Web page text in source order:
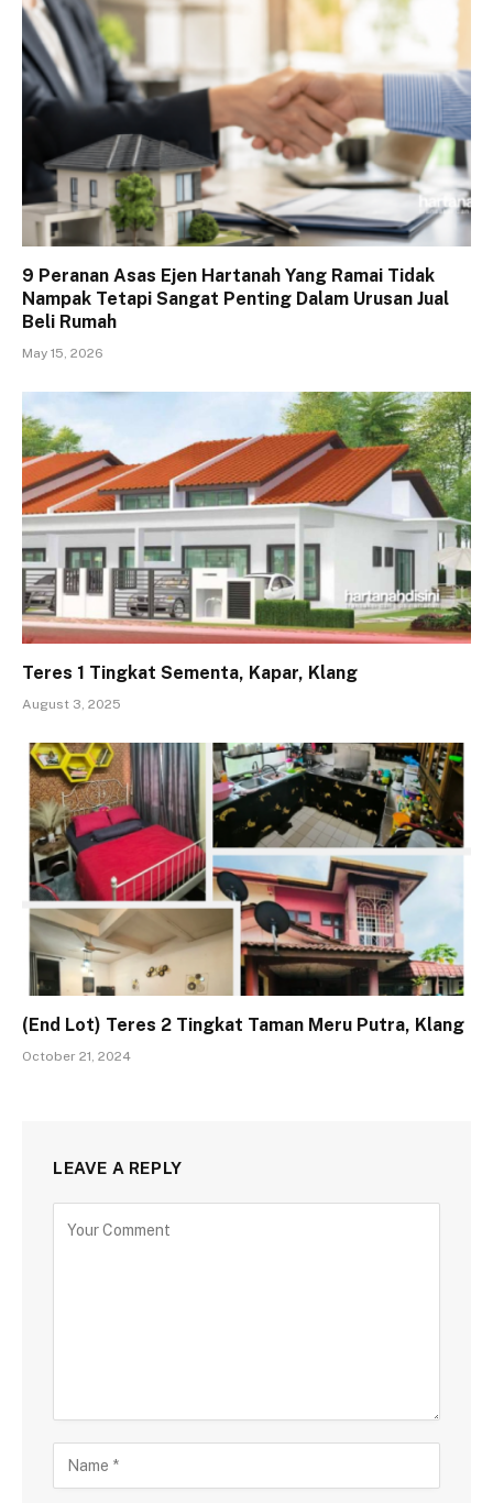
9 Peranan Asas Ejen Hartanah Yang Ramai Tidak
Nampak Tetapi Sangat Penting Dalam Urusan Jual
Beli Rumah
May 15, 2026
Teres 1 Tingkat Sementa, Kapar, Klang
August 3, 2025
(End Lot) Teres 2 Tingkat Taman Meru Putra, Klang
October 21, 2024
LEAVE A REPLY